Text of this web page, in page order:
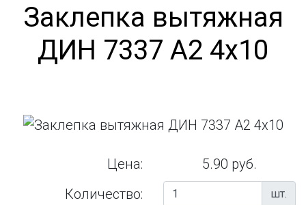
Заклепка вытяжная
ДИН 7337 А2 4х10
Цена:
5.90 руб.
Количество:
шт.